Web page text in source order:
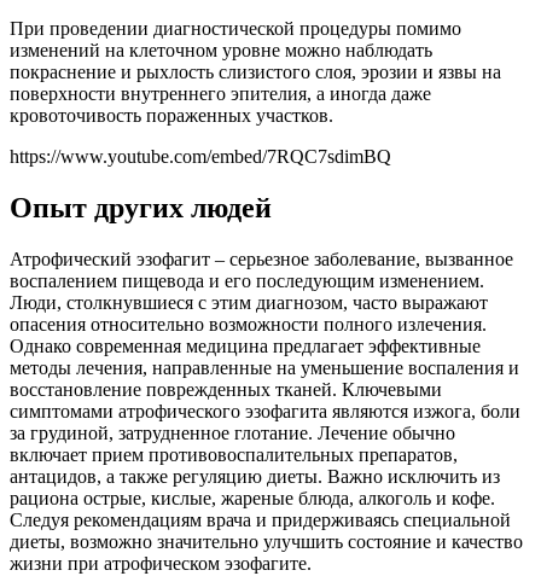
При проведении диагностической процедуры помимо
изменений на клеточном уровне можно наблюдать
покраснение и рыхлость слизистого слоя, эрозии и язвы на
поверхности внутреннего эпителия, а иногда даже
кровоточивость пораженных участков.
https://www.youtube.com/embed/7RQC7sdimBQ
Опыт других людей
Атрофический эзофагит – серьезное заболевание, вызванное
воспалением пищевода и его последующим изменением.
Люди, столкнувшиеся с этим диагнозом, часто выражают
опасения относительно возможности полного излечения.
Однако современная медицина предлагает эффективные
методы лечения, направленные на уменьшение воспаления и
восстановление поврежденных тканей. Ключевыми
симптомами атрофического эзофагита являются изжога, боли
за грудиной, затрудненное глотание. Лечение обычно
включает прием противовоспалительных препаратов,
антацидов, а также регуляцию диеты. Важно исключить из
рациона острые, кислые, жареные блюда, алкоголь и кофе.
Следуя рекомендациям врача и придерживаясь специальной
диеты, возможно значительно улучшить состояние и качество
жизни при атрофическом эзофагите.